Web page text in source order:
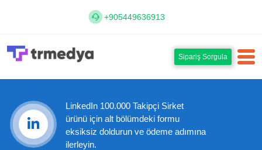
+905449636913
Sipariş Sorgula
LinkedIn 100.000 Takipçi Sirket
ürünü için alt bölümdeki formu
eksiksiz doldurun ve ödeme adımına
ilerleyin.